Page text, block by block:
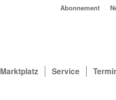
Abonnement
Marktplatz Service